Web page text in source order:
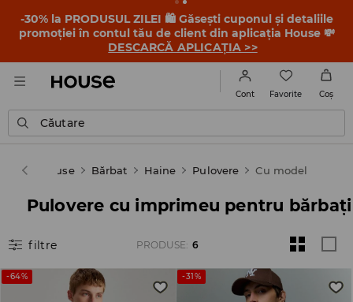
-30% la PRODUSUL ZILEI 🛍️ Găsești cuponul și detaliile
promoției în contul tău de client din aplicația House 💸
DESCARCĂ APLICAȚIA >>
Cont Favorite Coş
Căutare
House Bărbat Haine Pulovere Cu model
Pulovere cu imprimeu pentru bărbați
filtre PRODUSE: 6
-64% -31%